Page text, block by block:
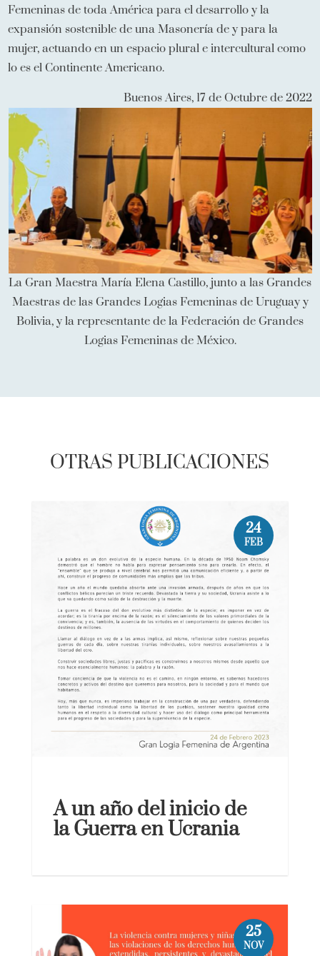
Femeninas de toda América para el desarrollo y la
expansión sostenible de una Masonería de y para la
mujer, actuando en un espacio plural e intercultural como
lo es el Continente Americano.
Buenos Aires, 17 de Octubre de 2022
La Gran Maestra María Elena Castillo, junto a las Grandes
Maestras de las Grandes Logias Femeninas de Uruguay y
Bolivia, y la representante de la Federación de Grandes
Logias Femeninas de México.
OTRAS PUBLICACIONES
A un año del inicio de
la Guerra en Ucrania
24
FEB
25
NOV